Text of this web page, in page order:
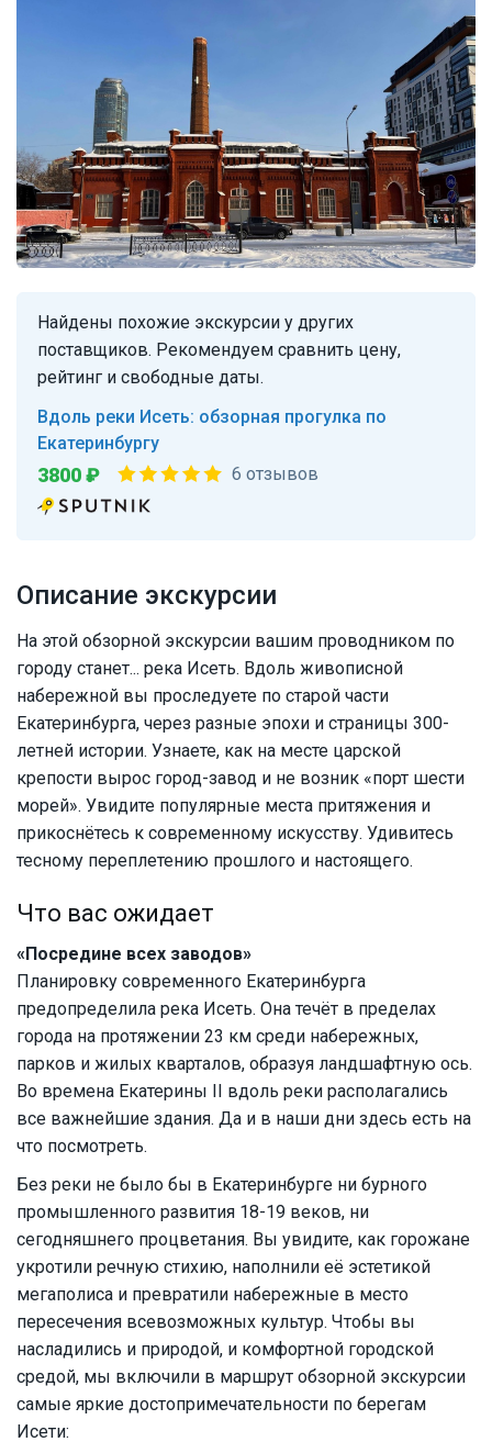
Описание экскурсии
На этой обзорной экскурсии вашим проводником по
городу станет... река Исеть. Вдоль живописной
набережной вы проследуете по старой части
Екатеринбурга, через разные эпохи и страницы 300-
летней истории. Узнаете, как на месте царской
крепости вырос город-завод и не возник «порт шести
морей». Увидите популярные места притяжения и
прикоснётесь к современному искусству. Удивитесь
тесному переплетению прошлого и настоящего.
Что вас ожидает
«Посредине всех заводов»
Планировку современного Екатеринбурга
предопределила река Исеть. Она течёт в пределах
города на протяжении 23 км среди набережных,
парков и жилых кварталов, образуя ландшафтную ось.
Во времена Екатерины II вдоль реки располагались
все важнейшие здания. Да и в наши дни здесь есть на
что посмотреть.
Без реки не было бы в Екатеринбурге ни бурного
промышленного развития 18-19 веков, ни
сегодняшнего процветания. Вы увидите, как горожане
укротили речную стихию, наполнили её эстетикой
мегаполиса и превратили набережные в место
пересечения всевозможных культур. Чтобы вы
насладились и природой, и комфортной городской
средой, мы включили в маршрут обзорной экскурсии
самые яркие достопримечательности по берегам
Исети:
Найдены похожие экскурсии у других
поставщиков. Рекомендуем сравнить цену,
рейтинг и свободные даты.
Вдоль реки Исеть: обзорная прогулка по
Екатеринбургу
3800 ₽ 6 отзывов